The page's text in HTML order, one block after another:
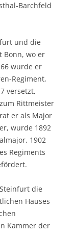
Barchfeld
und die
Bonn, wo er
wurde er
Regiment,
versetzt,
Rittmeister
er als Major
wurde 1892
1902
Regiments
die
Hauses
Kammer der